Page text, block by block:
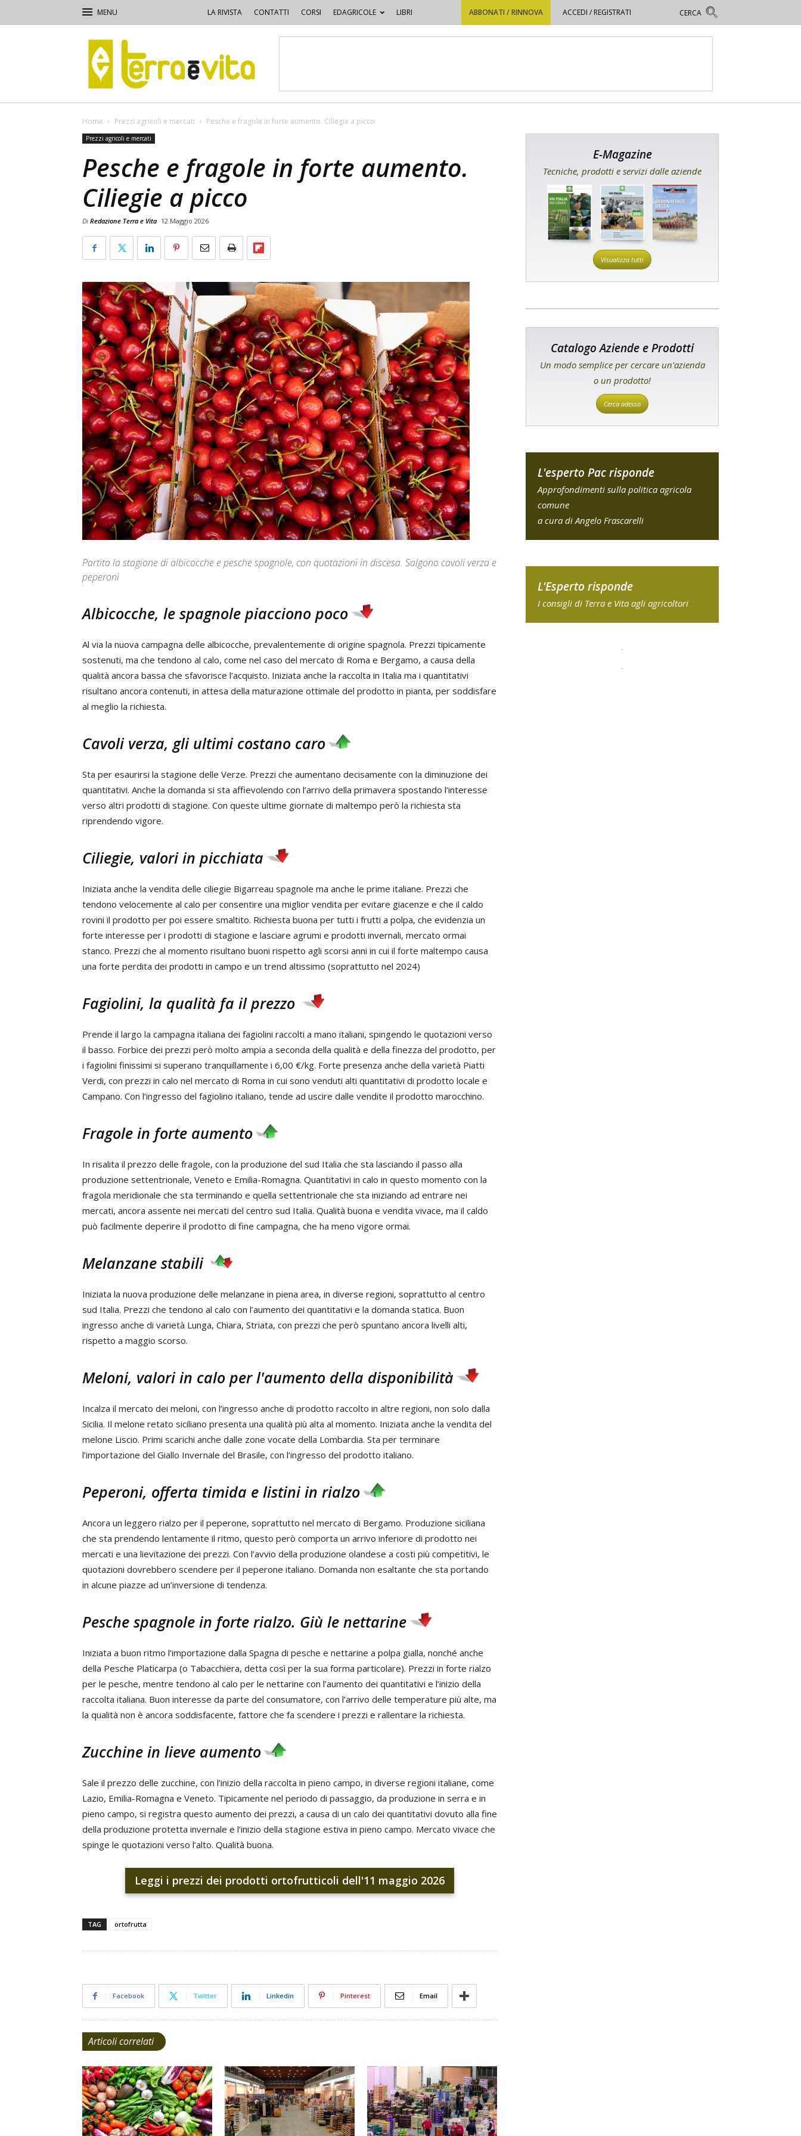
LA RIVISTA CONTATTI CORSI EDAGRICOLE LIBRI ABBONATI / RINNOVA ACCEDI / REGISTRATI
Terra
e
Vita
Home Prezzi agricoli e mercati Pesche e fragole in forte aumento. Ciliegie a picco
Prezzi agricoli e mercati
Pesche e fragole in forte aumento.
Ciliegie a picco
Di Redazione Terra e Vita 12 Maggio 2026
Partita la stagione di albicocche e pesche spagnole, con quotazioni in discesa. Salgono cavoli verza e
peperoni
Albicocche, le spagnole piacciono poco
Al via la nuova campagna delle albicocche, prevalentemente di origine spagnola. Prezzi tipicamente
sostenuti, ma che tendono al calo, come nel caso del mercato di Roma e Bergamo, a causa della
qualità ancora bassa che sfavorisce l’acquisto. Iniziata anche la raccolta in Italia ma i quantitativi
risultano ancora contenuti, in attesa della maturazione ottimale del prodotto in pianta, per soddisfare
al meglio la richiesta.
Cavoli verza, gli ultimi costano caro
Sta per esaurirsi la stagione delle Verze. Prezzi che aumentano decisamente con la diminuzione dei
quantitativi. Anche la domanda si sta affievolendo con l’arrivo della primavera spostando l’interesse
verso altri prodotti di stagione. Con queste ultime giornate di maltempo però la richiesta sta
riprendendo vigore.
Ciliegie, valori in picchiata
Iniziata anche la vendita delle ciliegie Bigarreau spagnole ma anche le prime italiane. Prezzi che
tendono velocemente al calo per consentire una miglior vendita per evitare giacenze e che il caldo
rovini il prodotto per poi essere smaltito. Richiesta buona per tutti i frutti a polpa, che evidenzia un
forte interesse per i prodotti di stagione e lasciare agrumi e prodotti invernali, mercato ormai
stanco. Prezzi che al momento risultano buoni rispetto agli scorsi anni in cui il forte maltempo causa
una forte perdita dei prodotti in campo e un trend altissimo (soprattutto nel 2024)
Fagiolini, la qualità fa il prezzo
Prende il largo la campagna italiana dei fagiolini raccolti a mano italiani, spingendo le quotazioni verso
il basso. Forbice dei prezzi però molto ampia a seconda della qualità e della finezza del prodotto, per
i fagiolini finissimi si superano tranquillamente i 6,00 €/kg. Forte presenza anche della varietà Piatti
Verdi, con prezzi in calo nel mercato di Roma in cui sono venduti alti quantitativi di prodotto locale e
Campano. Con l’ingresso del fagiolino italiano, tende ad uscire dalle vendite il prodotto marocchino.
Fragole in forte aumento
In risalita il prezzo delle fragole, con la produzione del sud Italia che sta lasciando il passo alla
produzione settentrionale, Veneto e Emilia-Romagna. Quantitativi in calo in questo momento con la
fragola meridionale che sta terminando e quella settentrionale che sta iniziando ad entrare nei
mercati, ancora assente nei mercati del centro sud Italia. Qualità buona e vendita vivace, ma il caldo
può facilmente deperire il prodotto di fine campagna, che ha meno vigore ormai.
Melanzane stabili
Iniziata la nuova produzione delle melanzane in piena area, in diverse regioni, soprattutto al centro
sud Italia. Prezzi che tendono al calo con l’aumento dei quantitativi e la domanda statica. Buon
ingresso anche di varietà Lunga, Chiara, Striata, con prezzi che però spuntano ancora livelli alti,
rispetto a maggio scorso.
Meloni, valori in calo per l'aumento della disponibilità
Incalza il mercato dei meloni, con l’ingresso anche di prodotto raccolto in altre regioni, non solo dalla
Sicilia. Il melone retato siciliano presenta una qualità più alta al momento. Iniziata anche la vendita del
melone Liscio. Primi scarichi anche dalle zone vocate della Lombardia. Sta per terminare
l’importazione del Giallo Invernale del Brasile, con l’ingresso del prodotto italiano.
Peperoni, offerta timida e listini in rialzo
Ancora un leggero rialzo per il peperone, soprattutto nel mercato di Bergamo. Produzione siciliana
che sta prendendo lentamente il ritmo, questo però comporta un arrivo inferiore di prodotto nei
mercati e una lievitazione dei prezzi. Con l’avvio della produzione olandese a costi più competitivi, le
quotazioni dovrebbero scendere per il peperone italiano. Domanda non esaltante che sta portando
in alcune piazze ad un’inversione di tendenza.
Pesche spagnole in forte rialzo. Giù le nettarine
Iniziata a buon ritmo l’importazione dalla Spagna di pesche e nettarine a polpa gialla, nonché anche
della Pesche Platicarpa (o Tabacchiera, detta così per la sua forma particolare). Prezzi in forte rialzo
per le pesche, mentre tendono al calo per le nettarine con l’aumento dei quantitativi e l’inizio della
raccolta italiana. Buon interesse da parte del consumatore, con l’arrivo delle temperature più alte, ma
la qualità non è ancora soddisfacente, fattore che fa scendere i prezzi e rallentare la richiesta.
Zucchine in lieve aumento
Sale il prezzo delle zucchine, con l’inizio della raccolta in pieno campo, in diverse regioni italiane, come
Lazio, Emilia-Romagna e Veneto. Tipicamente nel periodo di passaggio, da produzione in serra e in
pieno campo, si registra questo aumento dei prezzi, a causa di un calo dei quantitativi dovuto alla fine
della produzione protetta invernale e l’inizio della stagione estiva in pieno campo. Mercato vivace che
spinge le quotazioni verso l’alto. Qualità buona.
Leggi i prezzi dei prodotti ortofrutticoli dell'11 maggio 2026
TAG ortofrutta
Facebook Twitter Linkedin Pinterest Email
Articoli correlati
E-Magazine
Tecniche, prodotti e servizi dalle aziende
Visualizza tutti
Catalogo Aziende e Prodotti
Un modo semplice per cercare un'azienda
o un prodotto!
Cerca adesso
L'esperto Pac risponde
Approfondimenti sulla politica agricola
comune
a cura di Angelo Frascarelli
L'Esperto risponde
I consigli di Terra e Vita agli agricoltori